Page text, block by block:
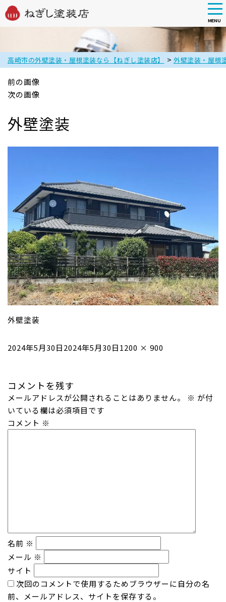
main
content
MENU
高崎市の外壁塗装・屋根塗装なら【ねぎし塗装店】 > 外壁塗装・屋根
前の画像
次の画像
外壁塗装
外壁塗装
投
2024年5月30日2024年5月30日フ
ズ
1200 × 900
コメントを残す
メールアドレスが公開されることはありません。 ※ が付
いている欄は必須項目です
コメント ※
名前 ※
メール ※
サイト
次回のコメントで使用するためブラウザーに自分の名
前、メールアドレス、サイトを保存する。